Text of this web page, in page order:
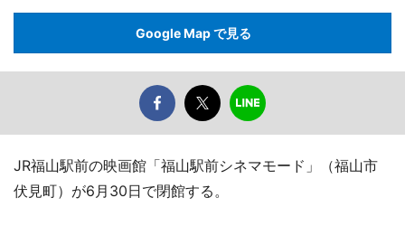
Google Map で見る
JR福山駅前の映画館「福山駅前シネマモード」（福山市
伏見町）が6月30日で閉館する。